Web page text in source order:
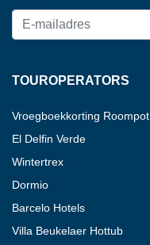
TOUROPERATORS
Vroegboekkorting Roompot
El Delfin Verde
Wintertrex
Dormio
Barcelo Hotels
Villa Beukelaer Hottub